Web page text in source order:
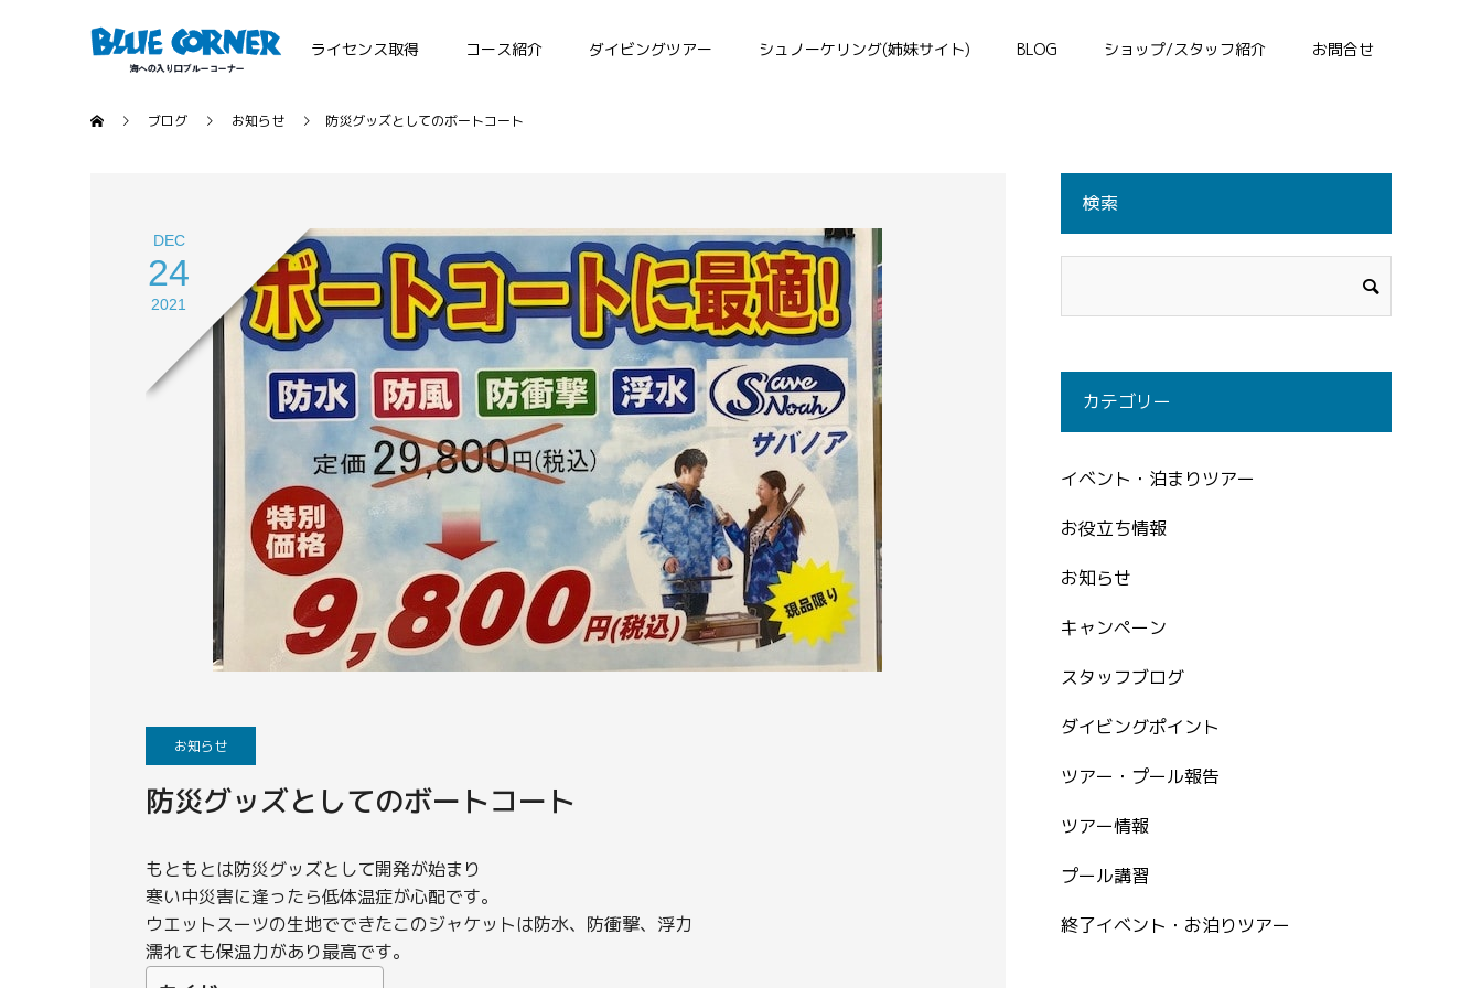
ライセンス取得 コース紹介 ダイビングツアー シュノーケリング(姉妹サイト) BLOG ショップ/スタッフ紹介 お問合せ
ブログ お知らせ 防災グッズとしてのボートコート
DEC
24
2021
お知らせ
防災グッズとしてのボートコート
もともとは防災グッズとして開発が始まり
寒い中災害に逢ったら低体温症が心配です。
ウエットスーツの生地でできたこのジャケットは防水、防衝撃、浮力
濡れても保温力があり最高です。
検索
カテゴリー
イベント・泊まりツアー
お役立ち情報
お知らせ
キャンペーン
スタッフブログ
ダイビングポイント
ツアー・プール報告
ツアー情報
プール講習
終了イベント・お泊りツアー